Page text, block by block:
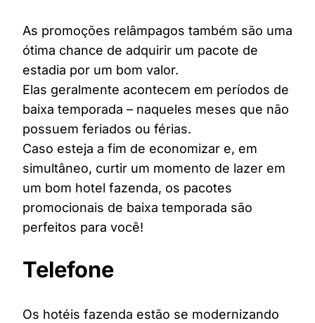
As promoções relâmpagos também são uma
ótima chance de adquirir um pacote de
estadia por um bom valor.
Elas geralmente acontecem em períodos de
baixa temporada – naqueles meses que não
possuem feriados ou férias.
Caso esteja a fim de economizar e, em
simultâneo, curtir um momento de lazer em
um bom hotel fazenda, os pacotes
promocionais de baixa temporada são
perfeitos para você!
Telefone
Os hotéis fazenda estão se modernizando